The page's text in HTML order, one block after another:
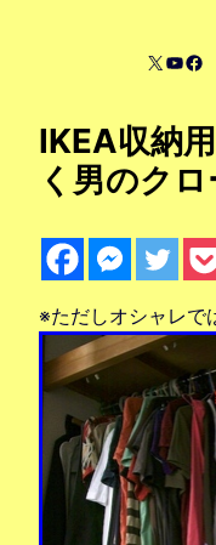
X
IKEA収納
く男のク
※ただしオシャレで